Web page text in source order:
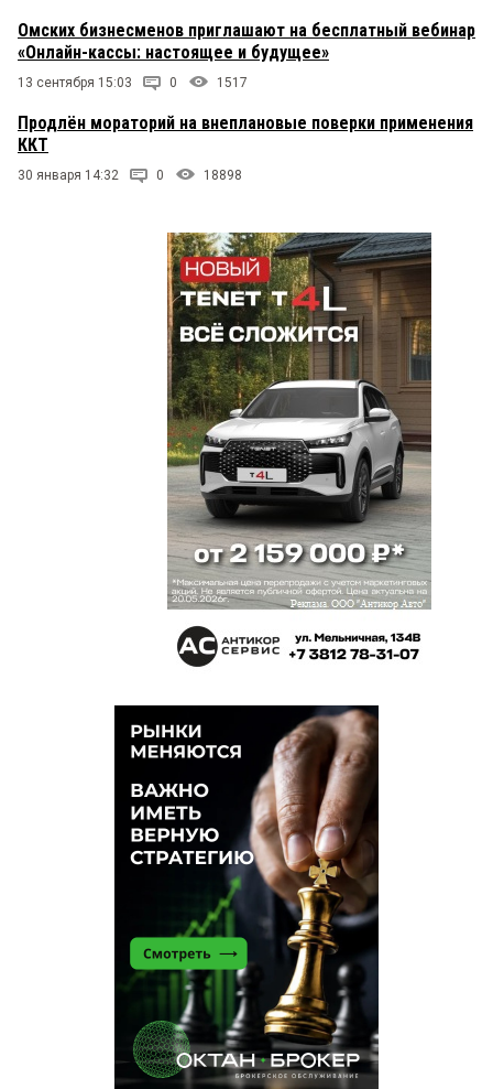
Омских бизнесменов приглашают на бесплатный вебинар
«Онлайн-кассы: настоящее и будущее»
13 сентября 15:03 0 1517
Продлён мораторий на внеплановые поверки применения
ККТ
30 января 14:32 0 18898